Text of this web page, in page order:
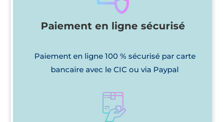
Paiement en ligne sécurisé
Paiement en ligne 100 % sécurisé par carte
bancaire avec le CIC ou via Paypal